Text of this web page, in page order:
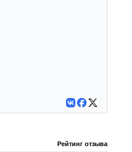
Рейтинг отзыва